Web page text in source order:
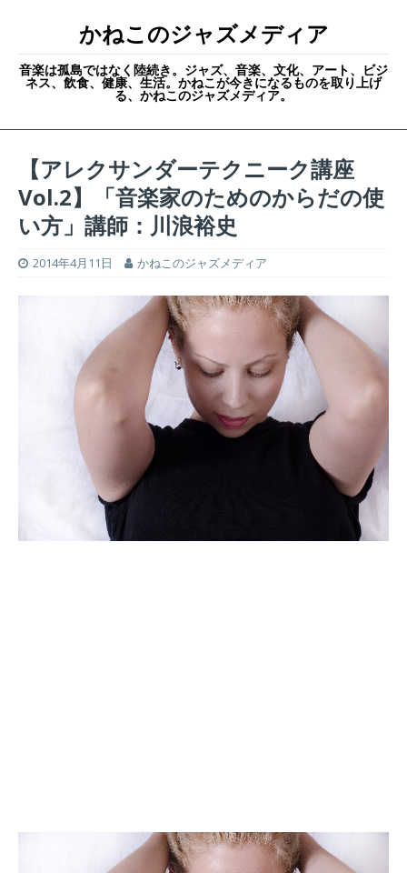
かねこのジャズメディア
音楽は孤島ではなく陸続き。ジャズ、音楽、文化、アート、ビジ
ネス、飲食、健康、生活。かねこが今きになるものを取り上げ
る、かねこのジャズメディア。
【アレクサンダーテクニーク講座
Vol.2】「音楽家のためのからだの使
い方」講師：川浪裕史
2014年4月11日 かねこのジャズメディア